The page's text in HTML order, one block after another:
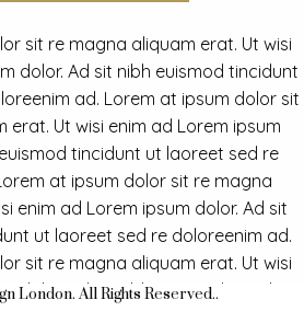
sit re magna aliquam erat. Ut wisi
dolor. Ad sit nibh euismod tincidunt
ad. Lorem at ipsum dolor sit
erat. Ut wisi enim ad Lorem ipsum
tincidunt ut laoreet sed re
at ipsum dolor sit re magna
enim ad Lorem ipsum dolor. Ad sit
ut laoreet sed re doloreenim ad.
sit re magna aliquam erat. Ut wisi
dolor. Ad sit nibh euismod tincidunt
London. All Rights Reserved..